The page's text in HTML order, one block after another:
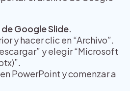
Google Slide.
y hacer clic en “Archivo”.
y elegir “Microsoft
PowerPoint y comenzar a